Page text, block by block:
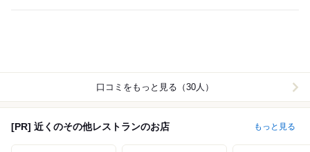
口コミをもっと見る（30人）
[PR] 近くのその他レストランのお店 もっと見る